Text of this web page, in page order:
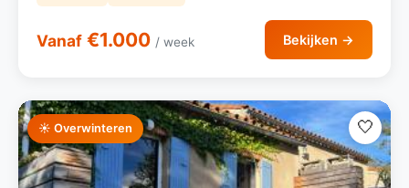
Vanaf €1.000 / week Bekijken →
☀️ Overwinteren 🤍